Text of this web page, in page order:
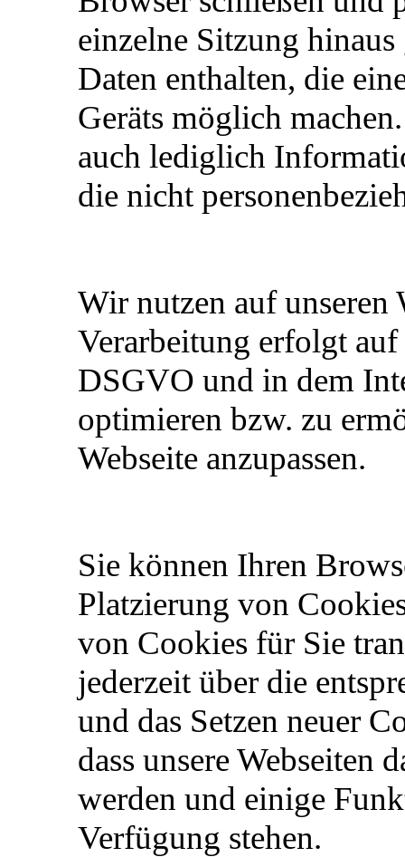
einzelne Sitzung
Daten enthalten, die
Geräts möglich
auch lediglich
die nicht
Wir nutzen auf unseren
Verarbeitung erfolgt
DSGVO und in dem
optimieren bzw. zu
Webseite anzupassen.
Sie können Ihren
Platzierung von
von Cookies für Sie
jederzeit über die
und das Setzen neuer
dass unsere Webseiten
werden und einige
Verfügung stehen.